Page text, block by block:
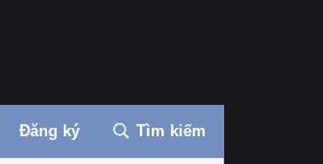
Đăng ký Tìm kiếm